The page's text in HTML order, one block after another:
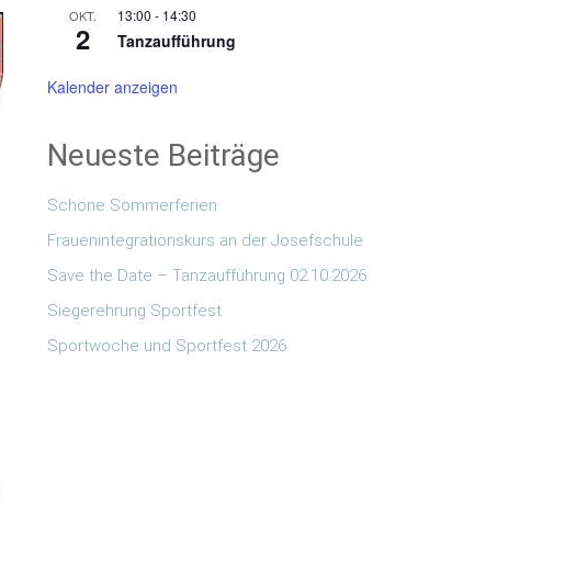
OKT.
2
13:00 - 14:30
Tanzaufführung
Kalender anzeigen
Neueste Beiträge
Schöne Sommerferien
Frauenintegrationskurs an der Josefschule
Save the Date – Tanzaufführung 02.10.2026
Siegerehrung Sportfest
Sportwoche und Sportfest 2026